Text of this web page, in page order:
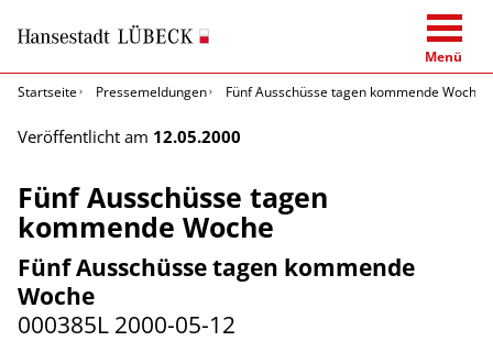
Menü
Startseite
Pressemeldungen Fünf Ausschüsse tagen kommende Woche
Veröffentlicht am 12.05.2000
Fünf Ausschüsse tagen
kommende Woche
Fünf Ausschüsse tagen kommende
Woche
000385L 2000-05-12